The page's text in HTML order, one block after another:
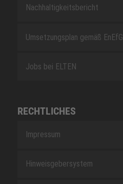
Nachhaltigkeitsbericht
Umsetzungsplan gemäß EnEfG
Jobs bei ELTEN
RECHTLICHES
Impressum
Hinweisgebersystem